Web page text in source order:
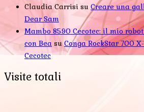
Claudia Carrisi su Creare una
Dear Sam
Mambo 8590 Cecotec: il mio
con Bea suConga RockStar 700
Cecotec
Visite totali